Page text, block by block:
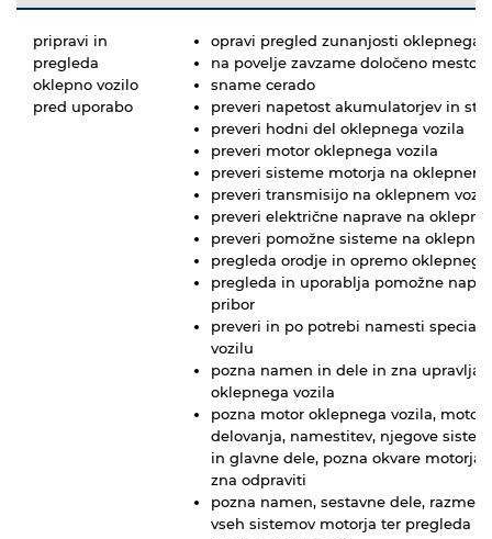
pripravi in
pregleda
oklepno vozilo
pred uporabo
opravi pregled zunanjosti oklepnega
na povelje zavzame določeno mesto
sname cerado
preveri napetost akumulatorjev in
preveri hodni del oklepnega vozila
preveri motor oklepnega vozila
preveri sisteme motorja na oklepnem
preveri transmisijo na oklepnem
preveri električne naprave na
preveri pomožne sisteme na
pregleda orodje in opremo
pregleda in uporablja pomožne
pribor
preveri in po potrebi namesti
vozilu
pozna namen in dele in zna
oklepnega vozila
pozna motor oklepnega vozila,
delovanja, namestitev, njegove
in glavne dele, pozna okvare
zna odpraviti
pozna namen, sestavne dele,
vseh sistemov motorja ter pregleda